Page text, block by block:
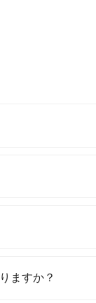
ますか？